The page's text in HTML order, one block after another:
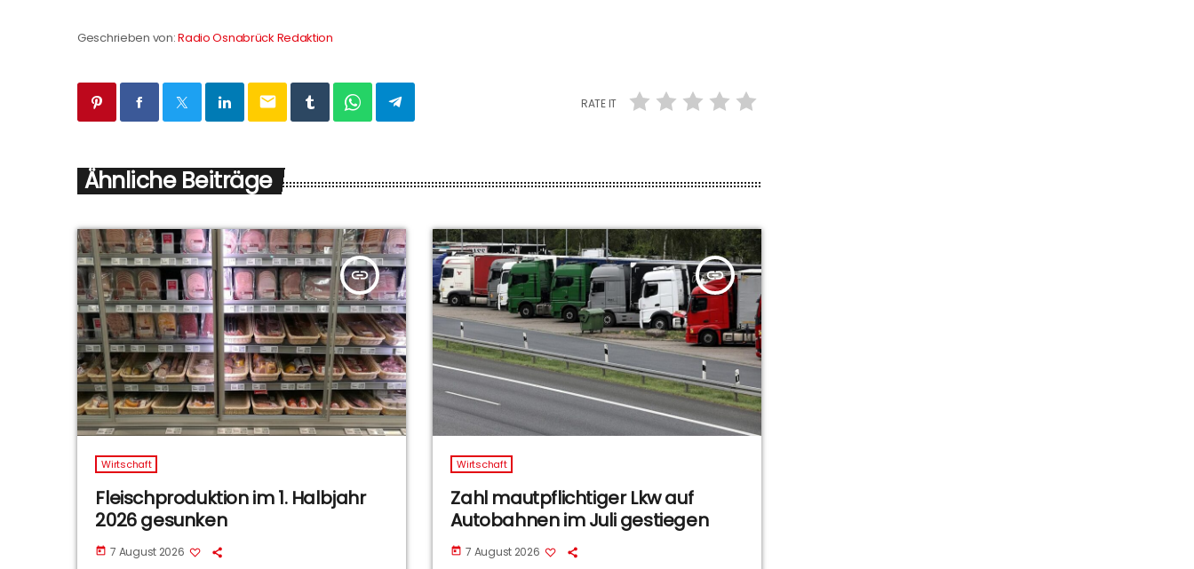
Geschrieben von:Radio Osnabrück Redaktion
email RATE IT
Ähnliche Beiträge
insert_link
Wirtschaft
Fleischproduktion im 1. Halbjahr
2026 gesunken
today 7 August 2026
insert_link
Wirtschaft
Zahl mautpflichtiger Lkw auf
Autobahnen im Juli gestiegen
today 7 August 2026